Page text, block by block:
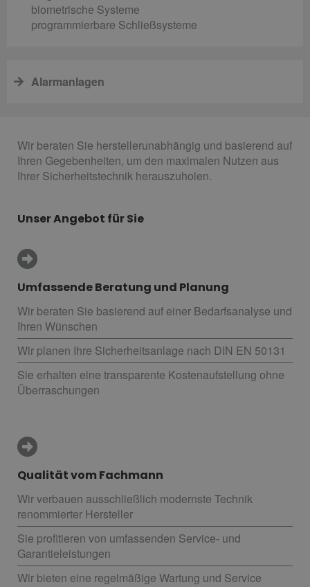
biometrische Systeme
programmierbare Schließsysteme
Alarmanlagen
Wir beraten Sie herstellerunabhängig und basierend auf
Ihren Gegebenheiten, um den maximalen Nutzen aus
Ihrer Sicherheitstechnik herauszuholen.
Unser Angebot für Sie
Umfassende Beratung und Planung
Wir beraten Sie basierend auf einer Bedarfsanalyse und
Ihren Wünschen
Wir planen Ihre Sicherheitsanlage nach DIN EN 50131
Sie erhalten eine transparente Kostenaufstellung ohne
Überraschungen
Qualität vom Fachmann
Wir verbauen ausschließlich modernste Technik
renommierter Hersteller
Sie profitieren von umfassenden Service- und
Garantieleistungen
Wir bieten eine regelmäßige Wartung und Service